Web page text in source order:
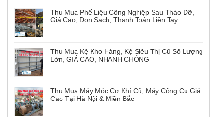
Thu Mua Phế Liệu Công Nghiệp Sau Tháo Dỡ,
Giá Cao, Dọn Sạch, Thanh Toán Liền Tay
Thu Mua Kệ Kho Hàng, Kệ Siêu Thị Cũ Số Lượng
Lớn, GIÁ CAO, NHANH CHÓNG
Thu Mua Máy Móc Cơ Khí Cũ, Máy Công Cụ Giá
Cao Tại Hà Nội & Miền Bắc